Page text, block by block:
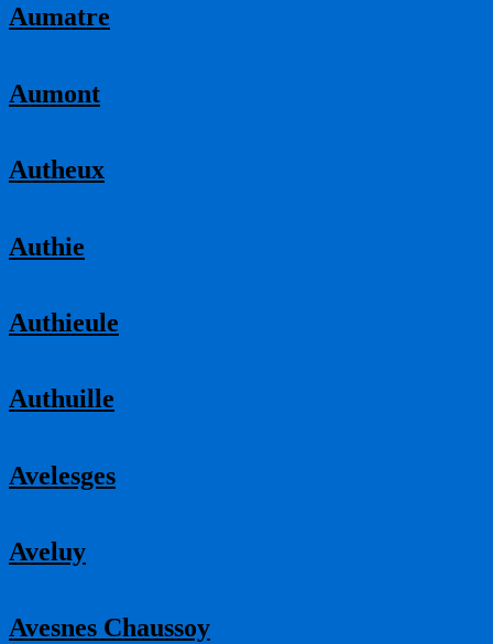
Aumatre
Aumont
Autheux
Authie
Authieule
Authuille
Avelesges
Aveluy
Avesnes Chaussoy